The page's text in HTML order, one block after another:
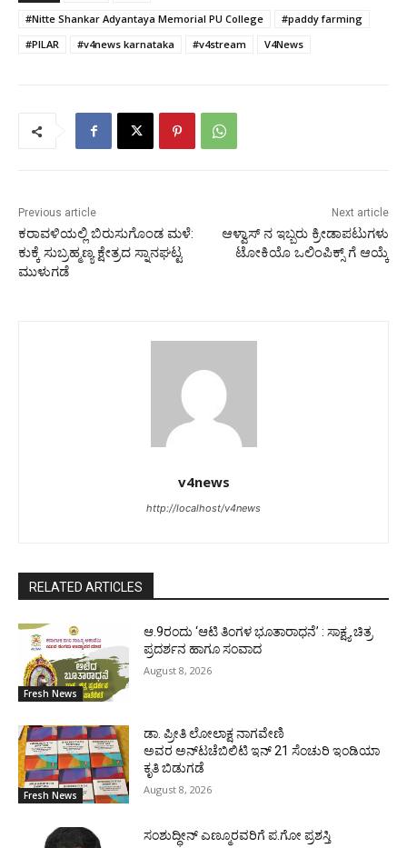
#Nitte Shankar Adyantaya Memorial PU College
#paddy farming
#PILAR
#v4news karnataka #v4stream V4News
Previous article
ಕರಾವಳಿಯಲ್ಲಿ ಬಿರುಸುಗೊಂಡ ಮಳೆ:
ಕುಕ್ಕೆ ಸುಬ್ರಹ್ಮಣ್ಯ ಕ್ಷೇತ್ರದ ಸ್ನಾನಘಟ್ಟ
ಮುಳುಗಡೆ
Next article
ಆಳ್ವಾಸ್‌ ನ ಇಬ್ಬರು ಕ್ರೀಡಾಪಟುಗಳು
ಟೋಕಿಯೊ ಒಲಿಂಪಿಕ್ಸ್ ಗೆ ಆಯ್ಕೆ
v4news
http://localhost/v4news
RELATED ARTICLES
Fresh News
ಆ.9ರಂದು ‘ಆಟಿ ತಿಂಗಳ ಭೂತಾರಾಧನೆ’ : ಸಾಕ್ಷ್ಯ ಚಿತ್ರ
ಪ್ರದರ್ಶನ ಹಾಗೂ ಸಂವಾದ
August 8, 2026
Fresh News
ಡಾ. ಪ್ರೀತಿ ಲೋಲಾಕ್ಷ ನಾಗವೇಣಿ
ಅವರ ಅನ್‌ಟಚೆಬಿಲಿಟಿ ಇನ್ 21 ಸೆಂಚುರಿ ಇಂಡಿಯಾ
ಕೃತಿ ಬಿಡುಗಡೆ
August 8, 2026
ಸಂಶುದ್ಧೀನ್ ಎಣ್ಮೂರವರಿಗೆ ಪ.ಗೋ ಪ್ರಶಸ್ತಿ